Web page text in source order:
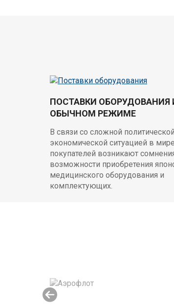
ПОСТАВКИ ОБОРУДОВАНИЯ
ОБЫЧНОМ РЕЖИМЕ
В связи со сложной
экономической ситуацией в
покупателей возникают
возможности приобретения
медицинского оборудования и
комплектующих.